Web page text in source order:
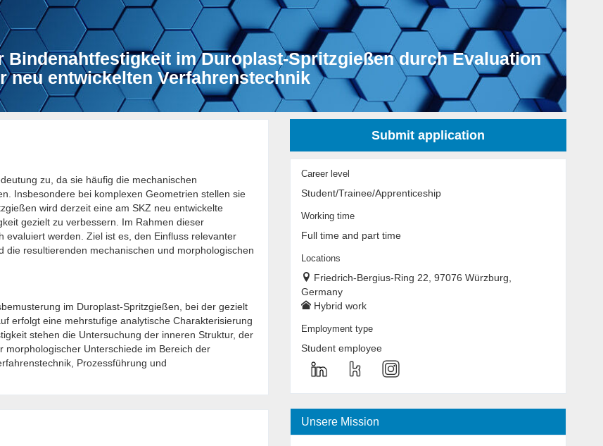
im Duroplast-Spritzgießen durch Evaluation
neu entwickelten Verfahrenstechnik
zu, da sie häufig die mechanischen
Insbesondere bei komplexen Geometrien stellen sie
wird derzeit eine am SKZ neu entwickelte
gezielt zu verbessern. Im Rahmen dieser
evaluiert werden. Ziel ist es, den Einfluss relevanter
resultierenden mechanischen und morphologischen
im Duroplast-Spritzgießen, bei der gezielt
erfolgt eine mehrstufige analytische Charakterisierung
stehen die Untersuchung der inneren Struktur, der
morphologischer Unterschiede im Bereich der
Prozessführung und
Submit application
Career level
Student/Trainee/Apprenticeship
Working time
Full time and part time
Locations
Friedrich-Bergius-Ring 22, 97076 Würzburg,
Germany
Hybrid work
Employment type
Student employee
Unsere Mission